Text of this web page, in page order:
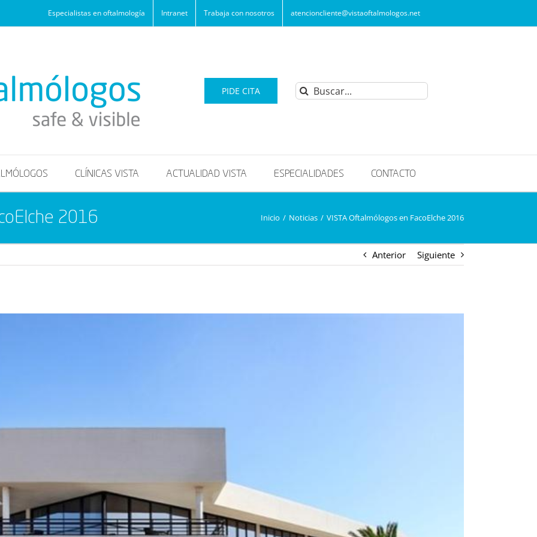
Especialistas en oftalmología Intranet Trabaja con nosotros atencioncliente@vistaoftalmologos.net
PIDE CITA Buscar:
CLÍNICAS VISTA ACTUALIDAD VISTA ESPECIALIDADES CONTACTO
2016 Inicio / Noticias / VISTA Oftalmólogos en FacoElche 2016
Anterior Siguiente